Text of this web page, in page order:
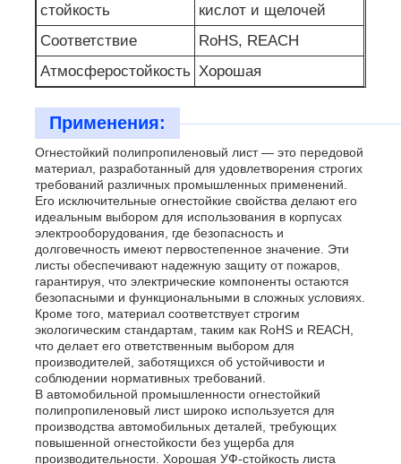
стойкость
кислот и щелочей
Соответствие
RoHS, REACH
Атмосферостойкость Хорошая
Применения:
Огнестойкий полипропиленовый лист — это передовой
материал, разработанный для удовлетворения строгих
требований различных промышленных применений.
Его исключительные огнестойкие свойства делают его
идеальным выбором для использования в корпусах
электрооборудования, где безопасность и
долговечность имеют первостепенное значение. Эти
листы обеспечивают надежную защиту от пожаров,
гарантируя, что электрические компоненты остаются
безопасными и функциональными в сложных условиях.
Кроме того, материал соответствует строгим
экологическим стандартам, таким как RoHS и REACH,
что делает его ответственным выбором для
производителей, заботящихся об устойчивости и
соблюдении нормативных требований.
В автомобильной промышленности огнестойкий
полипропиленовый лист широко используется для
производства автомобильных деталей, требующих
повышенной огнестойкости без ущерба для
производительности. Хорошая УФ-стойкость листа